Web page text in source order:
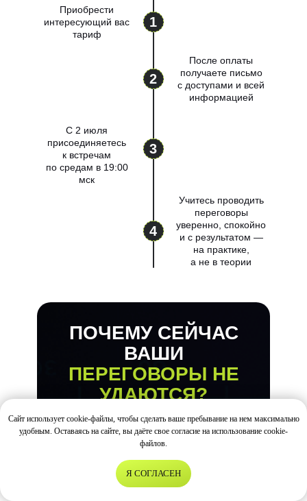
Приобрести
интересующий вас
тариф
После оплаты
получаете письмо
с доступами и всей
информацией
С 2 июля
присоединяетесь
к встречам
по средам в 19:00
мск
Учитесь проводить
переговоры
уверенно, спокойно
и с результатом —
на практике,
а не в теории
1
2
3
4
ПОЧЕМУ СЕЙЧАС
ВАШИ
ПЕРЕГОВОРЫ НЕ
УДАЮТСЯ?
1
Вы говорите слишком
подробно и
теряется суть
Сайт использует cookie-файлы, чтобы сделать ваше пребывание на нем максимально
удобным. Оставаясь на сайте, вы даёте свое согласие на использование cookie-
файлов.
Я СОГЛАСЕННаписать нам